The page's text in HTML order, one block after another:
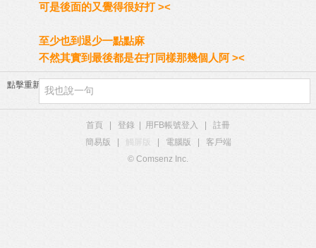
可是後面的又覺得很好打 ><
至少也到退少一點點麻
不然其實到最後都是在打同樣那幾個人阿 ><
點擊重新加載
首頁 登錄 用FB帳號登入
註冊
簡易版
觸屏版 電腦版
客戶端
© Comsenz Inc.